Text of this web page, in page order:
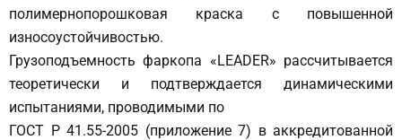
полимернопорошковая краска с повышенной
износоустойчивостью.
Грузоподъемность фаркопа «LEADER» рассчитывается
теоретически и подтверждается динамическими
испытаниями, проводимыми по
ГОСТ Р 41.55-2005 (приложение 7) в аккредитованной